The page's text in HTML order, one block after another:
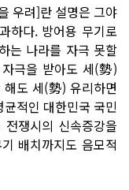
우려]란 설명은 그야
하다. 방어용 무기로
는 나라를 자극 못할
극을 받아도 세(勢)
도 세(勢) 유리하면
적인 대한민국 국민
쟁시의 신속증강을
배치까지도 음모적